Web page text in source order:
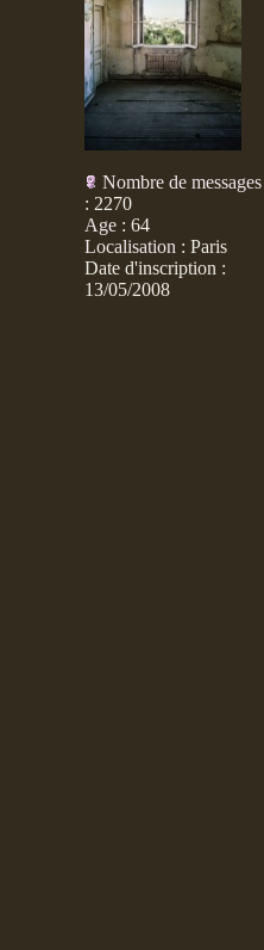
Nombre de messages
: 2270
Age : 64
Localisation : Paris
Date d'inscription :
13/05/2008